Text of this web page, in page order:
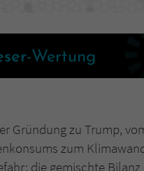
-Wertung
Gründung zu Trump,
zum
die gemischte